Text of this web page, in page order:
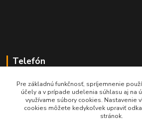
Telefón
+421 905 622 625
obchod@nozeplus.sk
Pre základnú funkčnosť, spríjemnenie
účely a v prípade udelenia súhlasu aj na
využívame súbory cookies. Nastavenie
cookies môžete kedykoľvek upraviť
stránok.